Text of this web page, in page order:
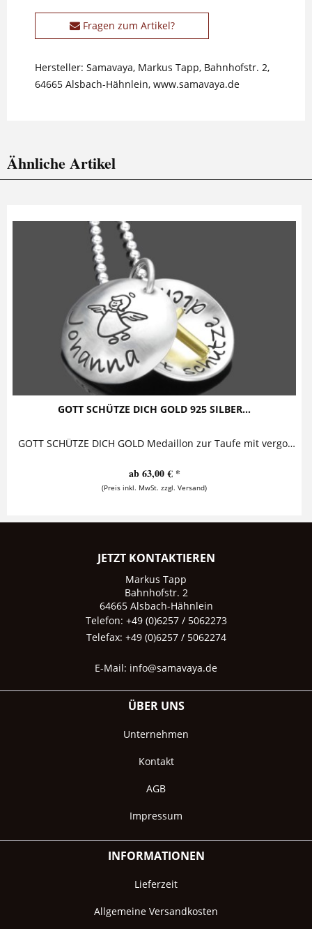
Fragen zum Artikel?
Hersteller: Samavaya, Markus Tapp, Bahnhofstr. 2,
64665 Alsbach-Hähnlein, www.samavaya.de
Ähnliche Artikel
GOTT SCHÜTZE DICH GOLD 925 SILBER...
GOTT SCHÜTZE DICH GOLD Medaillon zur Taufe mit vergoldetem Kreuz Diese bezaubernde Taufkette mit Gravur besteht aus einem personalisierten...
ab 63,00 € *
(Preis inkl. MwSt. zzgl. Versand)
JETZT KONTAKTIEREN
Markus Tapp
Bahnhofstr. 2
64665 Alsbach-Hähnlein
Telefon: +49 (0)6257 / 5062273
Telefax: +49 (0)6257 / 5062274
E-Mail: info@samavaya.de
ÜBER UNS
Unternehmen
Kontakt
AGB
Impressum
INFORMATIONEN
Lieferzeit
Allgemeine Versandkosten